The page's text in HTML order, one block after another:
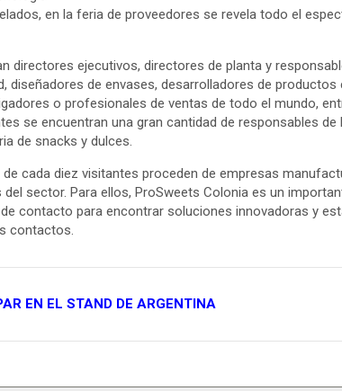
en la feria de proveedores se revela todo el
directores ejecutivos, directores de planta y
diseñadores de envases, desarrolladores de productos
o profesionales de ventas de todo el mundo,
se encuentran una gran cantidad de responsables de
de snacks y dulces.
de cada diez visitantes proceden de empresas
del sector. Para ellos, ProSweets Colonia es un
contacto para encontrar soluciones innovadoras y
contactos.
EN EL STAND DE ARGENTINA